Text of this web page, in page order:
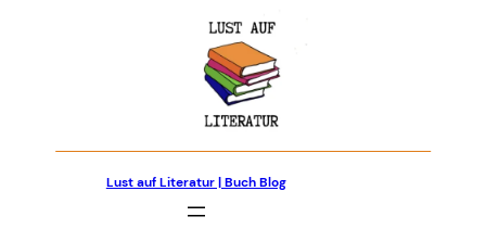
Lust auf Literatur | Buch Blog